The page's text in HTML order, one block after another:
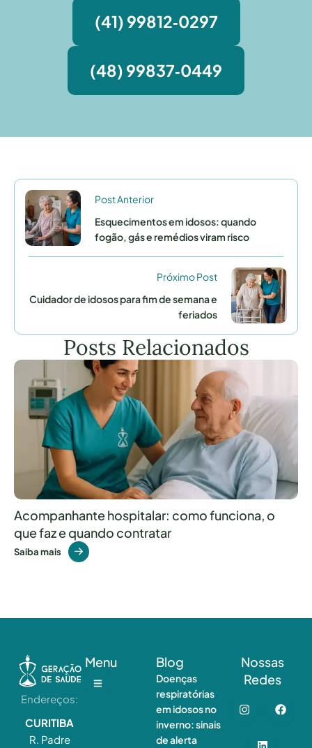
(41) 99812‑0297
(48) 99837‑0449
Post Anterior
Esquecimentos em idosos: quando
fogão, gás e remédios viram risco
Próximo Post
Cuidador de idosos para fim de semana e
feriados
Posts Relacionados
Acompanhante hospitalar: como funciona, o
que faz e quando contratar
Saiba mais
Endereços:
CURITIBA
R. Padre
Menu Blog
Doenças
respiratórias
em idosos no
inverno: sinais
de alerta
Nossas
Redes